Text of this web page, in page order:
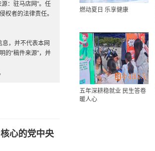
：驻马店网”。任
权者的法律责任。
，并不代表本网
的“稿件来源”，并
心的党中央
燃动夏日 乐享健康
五年深耕稳就业 民生答卷
暖人心